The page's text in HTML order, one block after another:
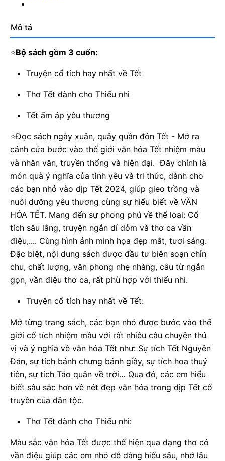
Mô tả
⭐Bộ sách gồm 3 cuốn:
Truyện cổ tích hay nhất về Tết
Thơ Tết dành cho Thiếu nhi
Tết ấm áp yêu thương
⭐Đọc sách ngày xuân, quây quần đón Tết - Mở ra
cánh cửa bước vào thế giới văn hóa Tết nhiệm màu
và nhân văn, truyền thống và hiện đại. Đây chính là
món quà ý nghĩa của tình yêu và tri thức, dành cho
các bạn nhỏ vào dịp Tết 2024, giúp gieo trồng và
nuôi dưỡng yêu thương cùng sự hiểu biết về VĂN
HÓA TẾT. Mang đến sự phong phú về thể loại: Cổ
tích sâu lắng, truyện ngắn dí dỏm và thơ ca vần
điệu,.... Cùng hình ảnh minh họa đẹp mắt, tươi sáng.
Đặc biệt, nội dung sách được đầu tư biên soạn chỉn
chu, chất lượng, văn phong nhẹ nhàng, câu từ ngắn
gọn, vần điệu thơ ca, rất phù hợp với thiếu nhi.
Truyện cổ tích hay nhất về Tết:
Mở từng trang sách, các bạn nhỏ được bước vào thế
giới cổ tích nhiệm mầu với rất nhiều câu chuyện thú
vị và ý nghĩa về văn hóa Tết như: Sự tích Tết Nguyên
Đán, sự tích bánh chưng bánh giầy, sự tích hoa thuỷ
tiên, sự tích Táo quân về trời… Qua đó, các em hiểu
biết sâu sắc hơn về nét đẹp văn hóa trong dịp Tết cổ
truyền của dân tộc.
Thơ Tết dành cho Thiếu nhi:
Màu sắc văn hóa Tết được thể hiện qua dạng thơ có
vần điệu giúp các em nhỏ dễ dàng hiểu sâu, nhớ lâu